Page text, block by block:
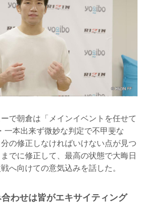
で朝倉は「メインイベントを任せて
一本出来ず微妙な判定で不甲斐な
の修正しなければいけない点が見つ
でに修正して、最高の状態で大晦日
へ向けての意気込みを話した。
わせは皆がエキサイティング